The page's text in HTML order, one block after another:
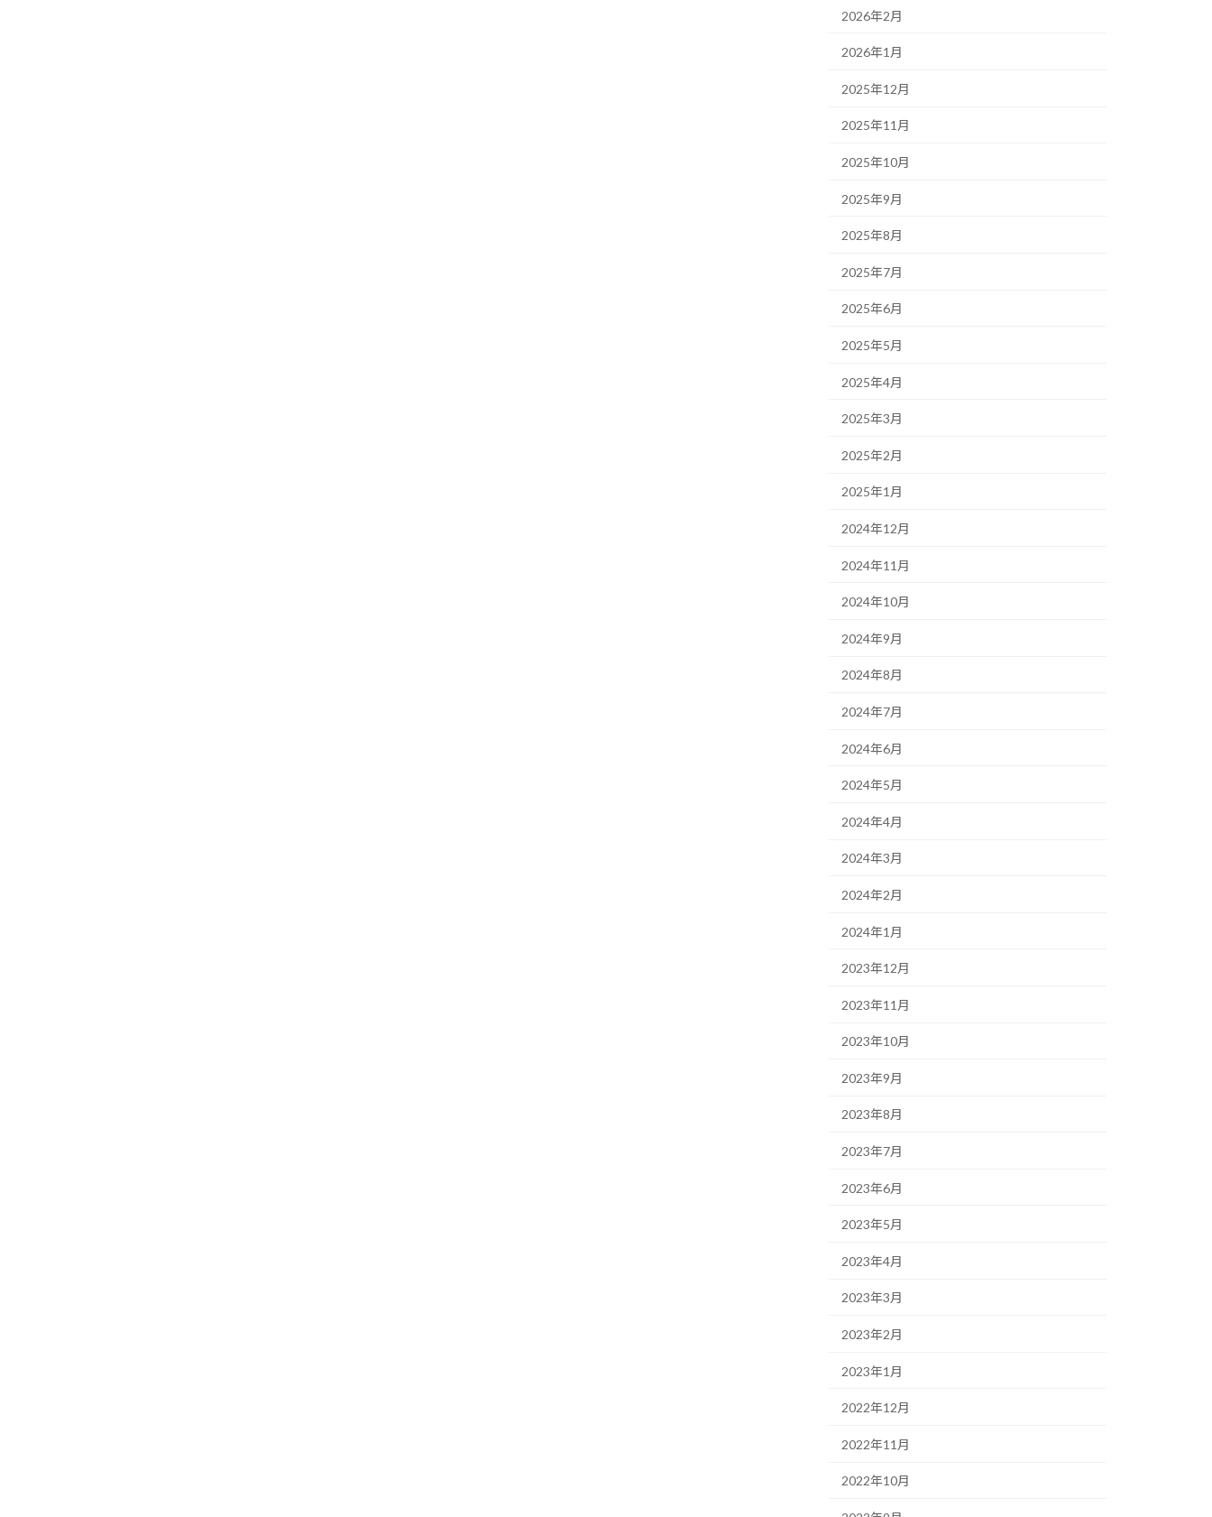
2026年2月
2026年1月
2025年12月
2025年11月
2025年10月
2025年9月
2025年8月
2025年7月
2025年6月
2025年5月
2025年4月
2025年3月
2025年2月
2025年1月
2024年12月
2024年11月
2024年10月
2024年9月
2024年8月
2024年7月
2024年6月
2024年5月
2024年4月
2024年3月
2024年2月
2024年1月
2023年12月
2023年11月
2023年10月
2023年9月
2023年8月
2023年7月
2023年6月
2023年5月
2023年4月
2023年3月
2023年2月
2023年1月
2022年12月
2022年11月
2022年10月